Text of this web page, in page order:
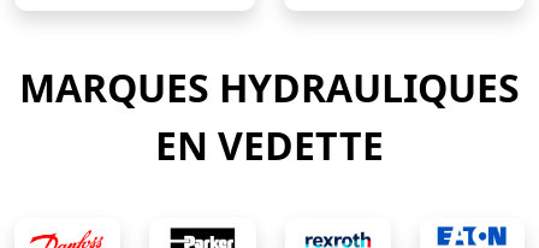
MARQUES HYDRAULIQUES
EN VEDETTE